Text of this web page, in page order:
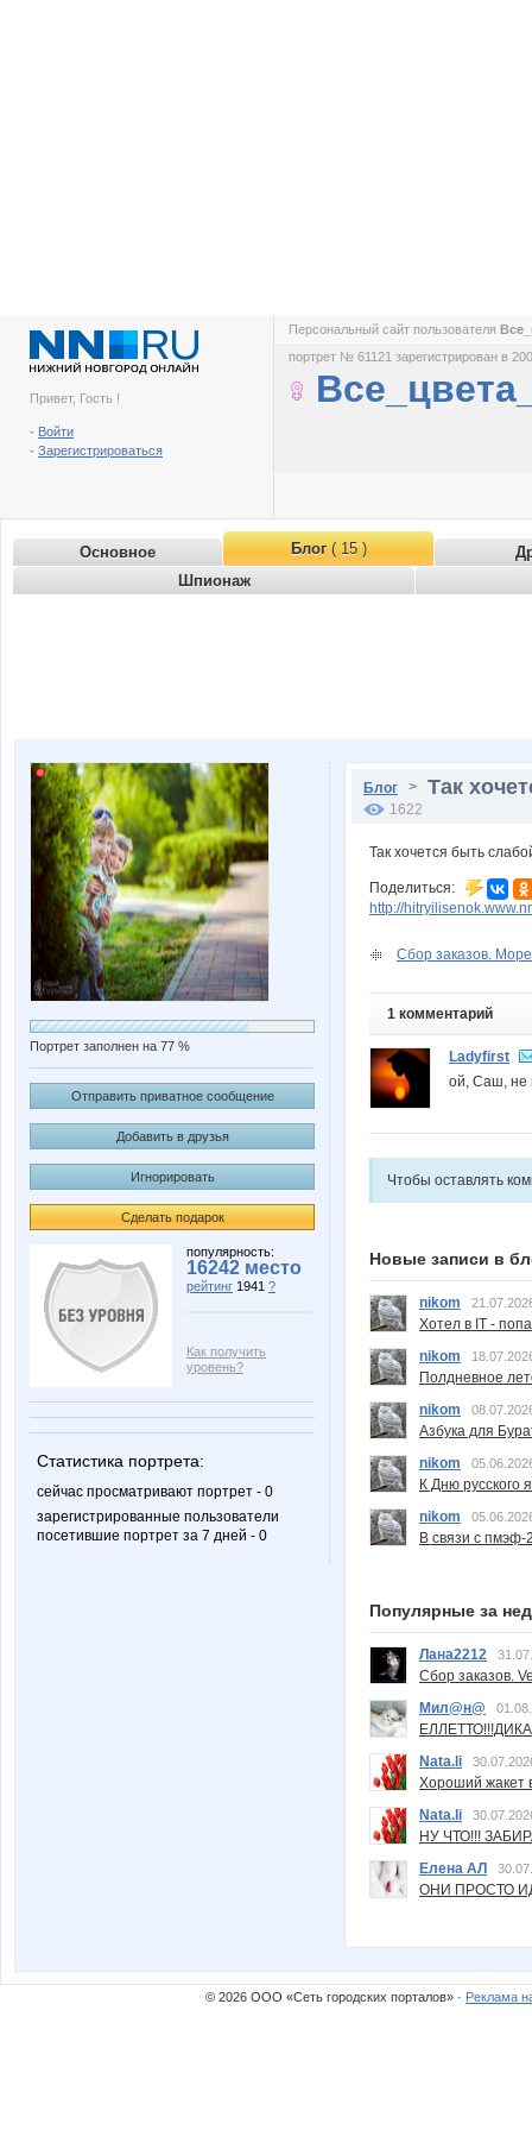
Привет, Гость !
- Войти
- Зарегистрироваться
Персональный сайт пользователя
портрет № 61121 зарегистрирован в
Основное Блог( 15 )
Шпионаж
Портрет заполнен на 77 %
Отправить приватное сообщение
Добавить в друзья
Игнорировать
Сделать подарок
популярность:
16242 место
рейтинг 1941 ?
Как получить
уровень?
Статистика портрета:
сейчас просматривают портрет - 0
зарегистрированные пользователи
посетившие портрет за 7 дней - 0
Блог > Так
1622
Так хочется быть
Поделиться:
http://
Сбор заказов.
1 комментарий
Ladyfirst
ой, Саш, не
Чтобы оставлять
Новые записи в
nikom
Хотел в IT -
nikom
Полдневное
nikom
Азбука для
nikom
К Дню русского
nikom
В связи с пмэф-
Популярные за
Лана2212
Сбор заказов.
Мил@н@
Nata.li
Хороший жакет
Nata.li
НУ ЧТО!!!
Елена АЛ
ОНИ ПРОСТО
© 2026 ООО «Сеть городских порталов» · Реклама